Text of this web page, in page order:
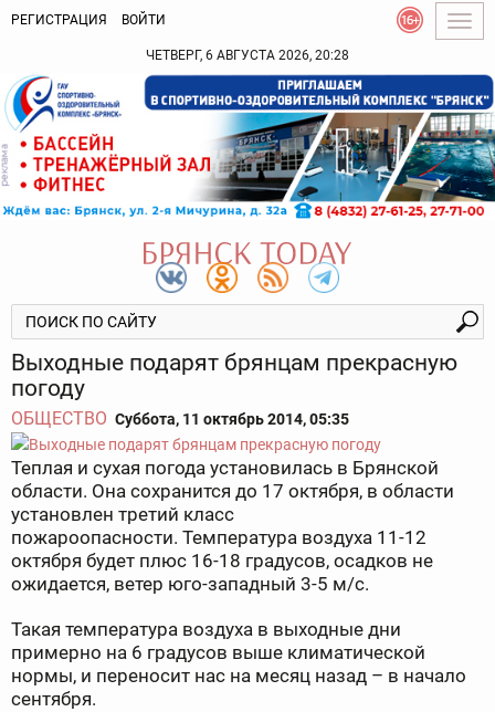
РЕГИСТРАЦИЯ ВОЙТИ
ЧЕТВЕРГ, 6 АВГУСТА 2026, 20:28
Выходные подарят брянцам прекрасную
погоду
ОБЩЕСТВО Суббота, 11 октябрь 2014, 05:35
Теплая и сухая погода установилась в Брянской
области. Она сохранится до 17 октября, в области
установлен третий класс
пожароопасности. Температура воздуха 11-12
октября будет плюс 16-18 градусов, осадков не
ожидается, ветер юго-западный 3-5 м/с.
Такая температура воздуха в выходные дни
примерно на 6 градусов выше климатической
нормы, и переносит нас на месяц назад – в начало
сентября.